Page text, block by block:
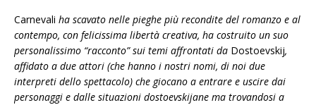
Carnevali ha scavato nelle pieghe più recondite del romanzo e al
contempo, con felicissima libertà creativa, ha costruito un suo
personalissimo “racconto” sui temi affrontati da Dostoevskij,
affidato a due attori (che hanno i nostri nomi, di noi due
interpreti dello spettacolo) che giocano a entrare e uscire dai
personaggi e dalle situazioni dostoevskijane ma trovandosi a